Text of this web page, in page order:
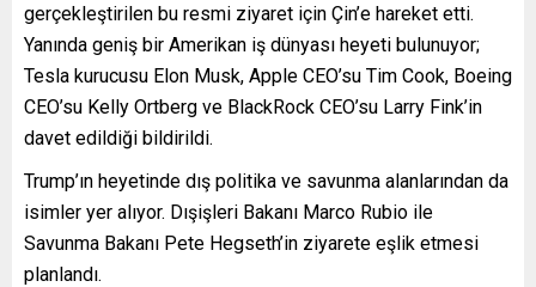
gerçekleştirilen bu resmi ziyaret için Çin’e hareket etti.
Yanında geniş bir Amerikan iş dünyası heyeti bulunuyor;
Tesla kurucusu Elon Musk, Apple CEO’su Tim Cook, Boeing
CEO’su Kelly Ortberg ve BlackRock CEO’su Larry Fink’in
davet edildiği bildirildi.
Trump’ın heyetinde dış politika ve savunma alanlarından da
isimler yer alıyor. Dışişleri Bakanı Marco Rubio ile
Savunma Bakanı Pete Hegseth’in ziyarete eşlik etmesi
planlandı.